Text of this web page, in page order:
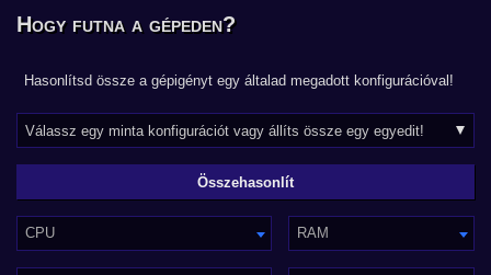
Hogy futna a gépeden?
Hasonlítsd össze a gépigényt egy általad megadott konfigurációval!
CPU RAM